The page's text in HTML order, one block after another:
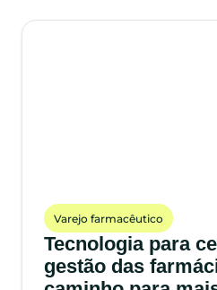
Varejo farmacêutico
Tecnologia para
gestão das